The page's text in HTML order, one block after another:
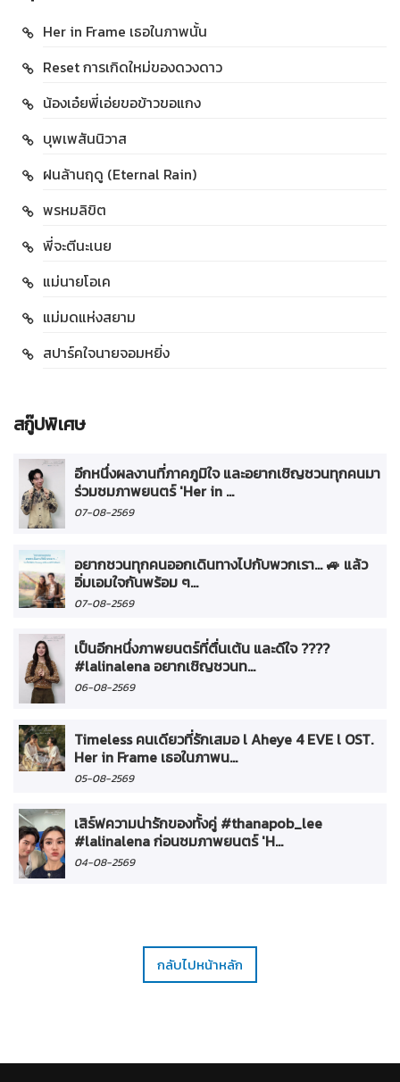
Her in Frame เธอในภาพนั้น
Reset การเกิดใหม่ของดวงดาว
น้องเอ๋ยพี่เอ่ยขอข้าวขอแกง
บุพเพสันนิวาส
ฝนล้านฤดู (Eternal Rain)
พรหมลิขิต
พี่จะตีนะเนย
แม่นายโอเค
แม่มดแห่งสยาม
สปาร์คใจนายจอมหยิ่ง
สกู๊ปพิเศษ
อีกหนึ่งผลงานที่ภาคภูมิใจ และอยากเชิญชวนทุกคนมา
ร่วมชมภาพยนตร์ 'Her in ...
07-08-2569
อยากชวนทุกคนออกเดินทางไปกับพวกเรา... 🚙 แล้ว
อิ่มเอมใจกันพร้อม ๆ...
07-08-2569
เป็นอีกหนึ่งภาพยนตร์ที่ตื่นเต้น และดีใจ ????
#lalinalena อยากเชิญชวนท...
06-08-2569
Timeless คนเดียวที่รักเสมอ l Aheye 4 EVE l OST.
Her in Frame เธอในภาพน...
05-08-2569
เสิร์ฟความน่ารักของทั้งคู่ #thanapob_lee
#lalinalena ก่อนชมภาพยนตร์ 'H...
04-08-2569
กลับไปหน้าหลัก